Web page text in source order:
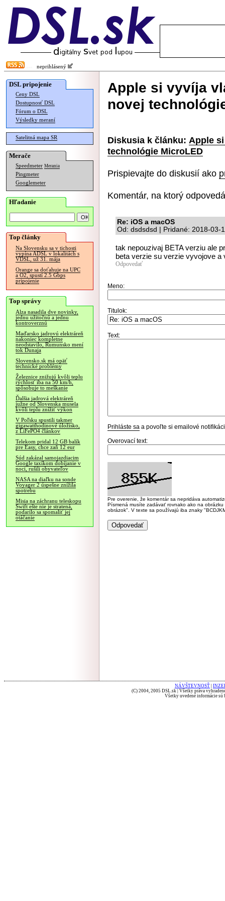
neprihlásený
DSL pripojenie
Ceny DSL
Dostupnosť DSL
Fórum o DSL
Výsledky meraní
Satelitná mapa SR
Merače
Speedmeter Merania
Pingmeter
Googlemeter
Hľadanie
Top články
Na Slovensku sa v tichosti
vypína ADSL v lokalitách s
VDSL, už 31. mája
Orange sa doťahuje na UPC
a O2, spustí 2.5 Gbps
pripojenie
Top správy
Alza nasadila dve novinky,
jednu užitočnú a jednu
kontroverznú
Maďarsko jadrovú elektráreň
nakoniec kompletne
neodstavilo, Rumunsko mení
tok Dunaja
Slovensko.sk má opäť
technické problémy
Železnice znižujú kvôli teplu
rýchlosť iba na 50 km/h,
spôsobuje to meškanie
Ďalšia jadrová elektráreň
južne od Slovenska musela
kvôli teplu znížiť výkon
V Poľsku spustili takmer
gigawatthodinové úložisko,
z LiFePO4 článkov
Telekom pridal 12 GB balík
pre Easy, chce zaň 12 eur
Súd zakázal samojazdiacim
Google taxíkom dobíjanie v
noci, rušili obyvateľov
NASA na diaľku na sonde
Voyager 2 úspešne znížila
spotrebu
Misia na záchranu teleskopu
Swift ešte nie je stratená,
podarilo sa spomaliť jej
otáčanie
Apple si vyvíja
novej
Diskusia k článku: Apple
technológie MicroLED
Prispievajte do diskusií ako
Komentár, na ktorý
Re: iOS a macOS
Od: dsdsdsd | Pridané: 2018-03-
tak nepouzivaj BETA verziu ale
beta verzie su verzie vyvojove
Odpovedať
Meno:
Titulok:
Text:
Prihláste sa a povoľte si emailové
Overovací text:
Pre overenie, že komentár sa nepridáva
Písmená musíte zadávať rovnako ako na
obrázok". V texte sa používajú iba znaky
NÁVŠTEVNOSŤ
(C) 2004, 2005 DSL.sk | Všetky práva
Všetky uvedené informácie sú